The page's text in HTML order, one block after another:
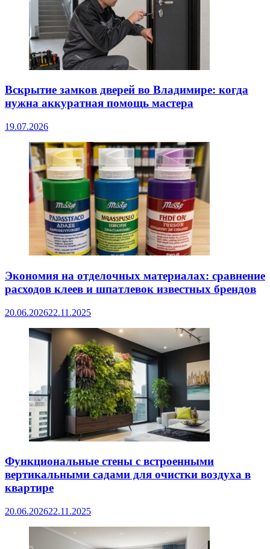
Вскрытие замков дверей во Владимире: когда
нужна аккуратная помощь мастера
19.07.2026
Экономия на отделочных материалах: сравнение
расходов клеев и шпатлевок известных брендов
20.06.202622.11.2025
Функциональные стены с встроенными
вертикальными садами для очистки воздуха в
квартире
20.06.202622.11.2025